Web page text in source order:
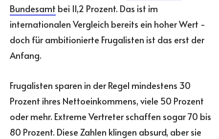
Bundesamt bei 11,2 Prozent. Das ist im
internationalen Vergleich bereits ein hoher Wert -
doch für ambitionierte Frugalisten ist das erst der
Anfang.
Frugalisten sparen in der Regel mindestens 30
Prozent ihres Nettoeinkommens, viele 50 Prozent
oder mehr. Extreme Vertreter schaffen sogar 70 bis
80 Prozent. Diese Zahlen klingen absurd, aber sie